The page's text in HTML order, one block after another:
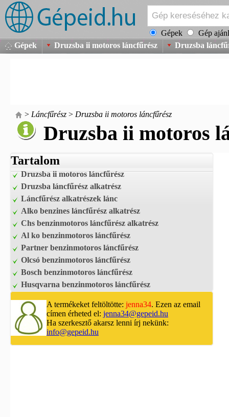
Gépek
Gép
Gépek
Druzsba ii motoros láncfűrész Druzsba
> Láncfűrész > Druzsba ii motoros láncfűrész
Druzsba ii motoros
Tartalom
Druzsba ii motoros láncfűrész
Druzsba láncfűrész alkatrész
Láncfűrész alkatrészek lánc
Alko benzines láncfűrész alkatrész
Chs benzinmotoros láncfűrész alkatrész
Al ko benzinmotoros láncfűrész
Partner benzinmotoros láncfűrész
Olcsó benzinmotoros láncfűrész
Bosch benzinmotoros láncfűrész
Husqvarna benzinmotoros láncfűrész
A termékeket feltöltötte: jenna34. Ezen az email
címen érheted el: jenna34@gepeid.hu
Ha szerkesztő akarsz lenni írj nekünk:
info@gepeid.hu